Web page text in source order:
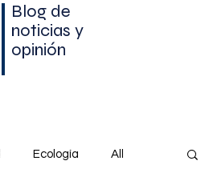
Blog de
noticias y
opinión
Ecología All